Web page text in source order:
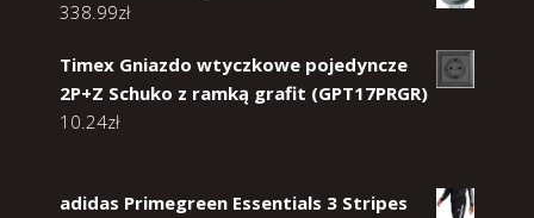
338.99zł
Timex Gniazdo wtyczkowe pojedyncze
2P+Z Schuko z ramką grafit (GPT17PRGR)
10.24zł
adidas Primegreen Essentials 3 Stripes